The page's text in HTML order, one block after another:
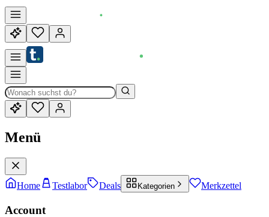
Menü
Home Testlabor Deals Kategorien Merkzettel
Account